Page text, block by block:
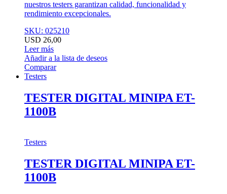
nuestros testers garantizan calidad, funcionalidad y
rendimiento excepcionales.
SKU: 025210
USD 26,00
Leer más
Añadir a la lista de deseos
Comparar
Testers
TESTER DIGITAL MINIPA ET-
1100B
Testers
TESTER DIGITAL MINIPA ET-
1100B